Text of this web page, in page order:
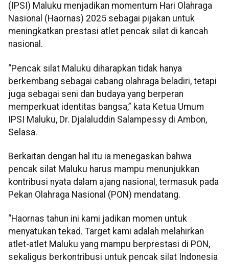
(IPSI) Maluku menjadikan momentum Hari Olahraga
Nasional (Haornas) 2025 sebagai pijakan untuk
meningkatkan prestasi atlet pencak silat di kancah
nasional.
“Pencak silat Maluku diharapkan tidak hanya
berkembang sebagai cabang olahraga beladiri, tetapi
juga sebagai seni dan budaya yang berperan
memperkuat identitas bangsa,” kata Ketua Umum
IPSI Maluku, Dr. Djalaluddin Salampessy di Ambon,
Selasa.
Berkaitan dengan hal itu ia menegaskan bahwa
pencak silat Maluku harus mampu menunjukkan
kontribusi nyata dalam ajang nasional, termasuk pada
Pekan Olahraga Nasional (PON) mendatang.
“Haornas tahun ini kami jadikan momen untuk
menyatukan tekad. Target kami adalah melahirkan
atlet-atlet Maluku yang mampu berprestasi di PON,
sekaligus berkontribusi untuk pencak silat Indonesia